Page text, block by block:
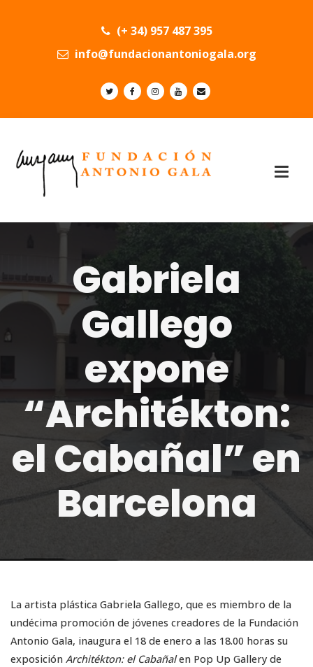
(+ 34) 957 487 395
info@fundacionantoniogala.org
Gabriela
Gallego
expone
“Architékton:
el Cabañal” en
Barcelona
La artista plástica Gabriela Gallego, que es miembro de la
undécima promoción de jóvenes creadores de la Fundación
Antonio Gala, inaugura el 18 de enero a las 18.00 horas su
exposición Architékton: el Cabañalen Pop Up Gallery de